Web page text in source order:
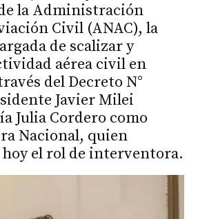
la Administración
Civil (ANAC), la
de scalizar y
aérea civil en
del Decreto N°
Javier Milei
Julia Cordero como
Nacional, quien
el rol de interventora.